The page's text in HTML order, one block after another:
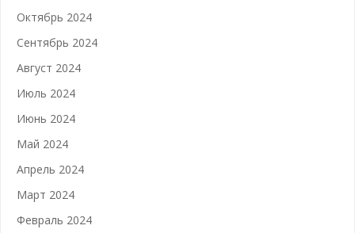
Октябрь 2024
Сентябрь 2024
Август 2024
Июль 2024
Июнь 2024
Май 2024
Апрель 2024
Март 2024
Февраль 2024